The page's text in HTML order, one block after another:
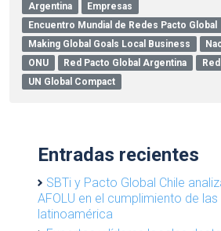
Argentina
Empresas
Encuentro Mundial de Redes Pacto Global
Making Global Goals Local Business
ONU
Red Pacto Global Argentina
UN Global Compact
Entradas recientes
SBTi y Pacto Global Chile
AFOLU en el cumplimiento de
latinoamérica